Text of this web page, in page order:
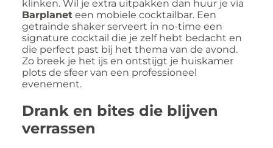
klinken. Wil je extra uitpakken dan huur je via
Barplanet een mobiele cocktailbar. Een
getrainde shaker serveert in no-time een
signature cocktail die je zelf hebt bedacht en
die perfect past bij het thema van de avond.
Zo breek je het ijs en ontstijgt je huiskamer
plots de sfeer van een professioneel
evenement.
Drank en bites die blijven
verrassen